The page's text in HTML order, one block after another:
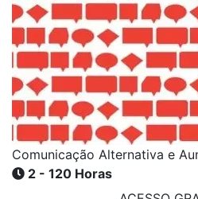
Comunicação Alternativa e
2 - 120 Horas